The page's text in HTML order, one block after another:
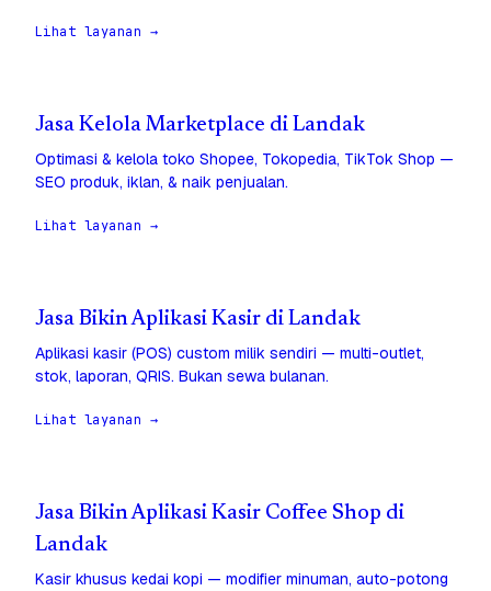
Lihat layanan →
Jasa Kelola Marketplace di Landak
Optimasi & kelola toko Shopee, Tokopedia, TikTok Shop —
SEO produk, iklan, & naik penjualan.
Lihat layanan →
Jasa Bikin Aplikasi Kasir di Landak
Aplikasi kasir (POS) custom milik sendiri — multi-outlet,
stok, laporan, QRIS. Bukan sewa bulanan.
Lihat layanan →
Jasa Bikin Aplikasi Kasir Coffee Shop di
Landak
Kasir khusus kedai kopi — modifier minuman, auto-potong